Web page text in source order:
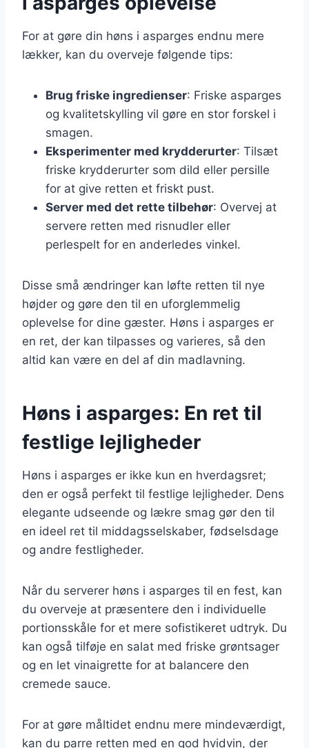
For at gøre din høns i asparges endnu mere
lækker, kan du overveje følgende tips:
Brug friske ingredienser: Friske asparges
og kvalitetskylling vil gøre en stor forskel i
smagen.
Eksperimenter med krydderurter: Tilsæt
friske krydderurter som dild eller persille
for at give retten et friskt pust.
Server med det rette tilbehør: Overvej at
servere retten med risnudler eller
perlespelt for en anderledes vinkel.
Disse små ændringer kan løfte retten til nye
højder og gøre den til en uforglemmelig
oplevelse for dine gæster. Høns i asparges er
en ret, der kan tilpasses og varieres, så den
altid kan være en del af din madlavning.
Høns i asparges: En ret til
festlige lejligheder
Høns i asparges er ikke kun en hverdagsret;
den er også perfekt til festlige lejligheder. Dens
elegante udseende og lækre smag gør den til
en ideel ret til middagsselskaber, fødselsdage
og andre festligheder.
Når du serverer høns i asparges til en fest, kan
du overveje at præsentere den i individuelle
portionsskåle for et mere sofistikeret udtryk. Du
kan også tilføje en salat med friske grøntsager
og en let vinaigrette for at balancere den
cremede sauce.
For at gøre måltidet endnu mere mindeværdigt,
kan du parre retten med en god hvidvin, der